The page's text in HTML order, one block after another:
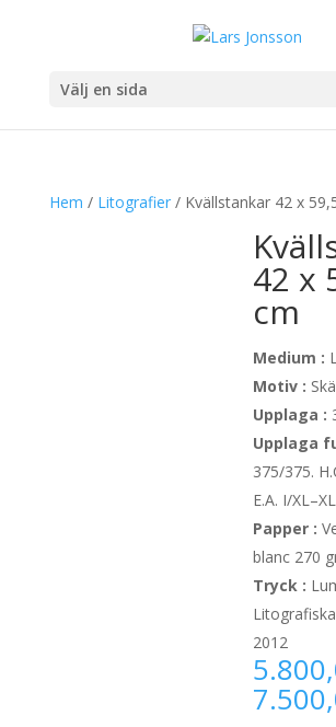
Välj en sida
Hem / Litografier/ Kvällstankar 42 x
42 x
cm
Medium :
Motiv :
Upplaga :
Upplaga
375/375.
E.A. I/
Papper :
blanc 270
Tryck :
2012